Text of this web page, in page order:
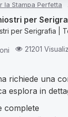
la Stampa Perfetta
per
21201
richiede una
esplora in
complete